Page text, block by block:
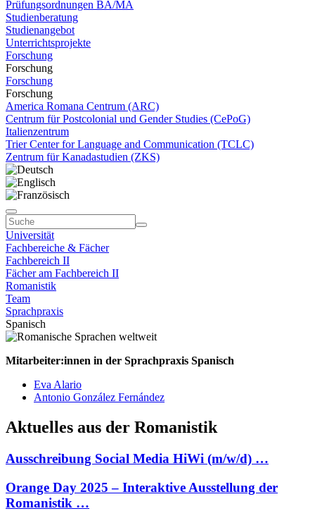
Prüfungsordnungen BA/MA
Studienberatung
Studienangebot
Unterrichtsprojekte
Forschung
Forschung
Forschung
Forschung
America Romana Centrum (ARC)
Centrum für Postcolonial und Gender Studies (CePoG)
Italienzentrum
Trier Center for Language and Communication (TCLC)
Zentrum für Kanadastudien (ZKS)
Universität
Fachbereiche & Fächer
Fachbereich II
Fächer am Fachbereich II
Romanistik
Team
Sprachpraxis
Spanisch
Mitarbeiter:innen in der Sprachpraxis Spanisch
Eva Alario
Antonio González Fernández
Aktuelles aus der Romanistik
Ausschreibung Social Media HiWi (m/w/d) …
Orange Day 2025 – Interaktive Ausstellung der
Romanistik …